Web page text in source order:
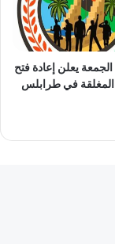
يعلن إعادة فتح
في طرابلس